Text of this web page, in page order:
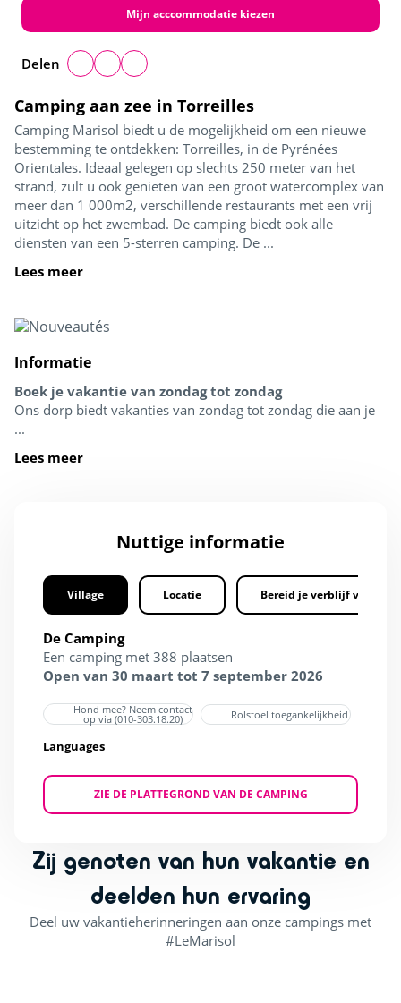
Camping aan zee in Torreilles
Camping Marisol biedt u de mogelijkheid om een nieuwe
bestemming te ontdekken: Torreilles, in de Pyrénées
Orientales. Ideaal gelegen op slechts 250 meter van het
strand, zult u ook genieten van een groot watercomplex van
meer dan 1 000m2, verschillende restaurants met een vrij
uitzicht op het zwembad. De camping biedt ook alle
diensten van een 5-sterren camping. De ...
Lees meer
Mijn acccommodatie kiezen
Delen
Informatie
Boek je vakantie van zondag tot zondag
Ons dorp biedt vakanties van zondag tot zondag die aan je
...
Lees meer
Nuttige informatie
Village Locatie Bereid je verblijf voor
De Camping
Een camping met 388 plaatsen
Open van 30 maart tot 7 september 2026
Hond mee? Neem contact
op via (010-303.18.20) Rolstoel toegankelijkheid
Languages
ZIE DE PLATTEGROND VAN DE CAMPING
Zij genoten van hun vakantie en
deelden hun ervaring
Deel uw vakantieherinneringen aan onze campings met
#LeMarisol